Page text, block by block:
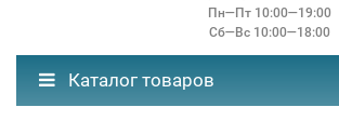
Пн—Пт 10:00—19:00
Сб—Вс 10:00—18:00
Каталог товаров